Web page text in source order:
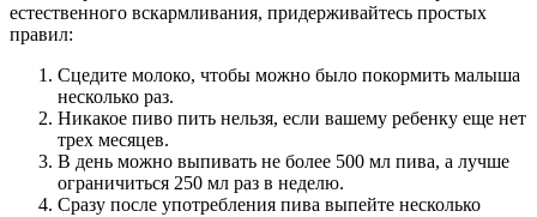
естественного вскармливания, придерживайтесь простых
правил:
Сцедите молоко, чтобы можно было покормить малыша
несколько раз.
Никакое пиво пить нельзя, если вашему ребенку еще нет
трех месяцев.
В день можно выпивать не более 500 мл пива, а лучше
ограничиться 250 мл раз в неделю.
Сразу после употребления пива выпейте несколько